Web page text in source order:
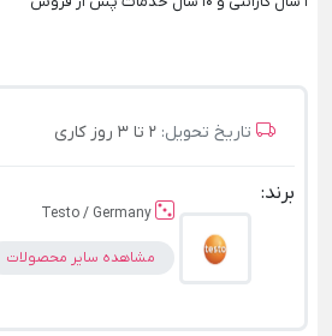
تاریخ تحویل: 2 تا 3 روز کاری
برند:
Testo / Germany
مشاهده سایر محصولات